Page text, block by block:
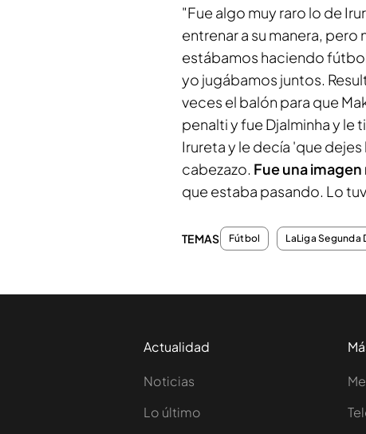
"Fue algo muy raro lo de
entrenar a su manera,
estábamos haciendo fútbol
yo jugábamos juntos.
veces el balón para que
penalti y fue Djalminha y le
Irureta y le decía 'que dejes
cabezazo. Fue una
que estaba pasando. Lo
TEMAS Fútbol LaLiga Segunda
Actualidad
Noticias
Lo último